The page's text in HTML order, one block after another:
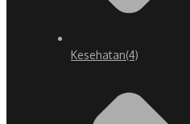
Kesehatan(4)